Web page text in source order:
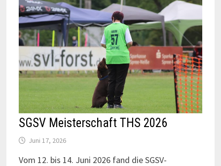
SGSV Meisterschaft THS 2026
Juni 17, 2026
Vom 12. bis 14. Juni 2026 fand die SGSV-